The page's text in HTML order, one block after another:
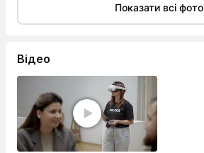
Показати всі фото
Відео